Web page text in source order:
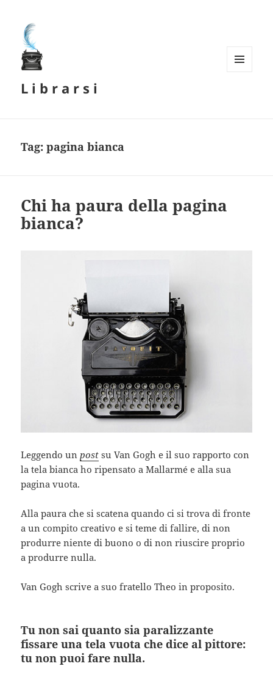
L i b r a r s i
Tag:pagina bianca
Chi ha paura della pagina
bianca?
Leggendo un post su Van Gogh e il suo rapporto con
la tela bianca ho ripensato a Mallarmé e alla sua
pagina vuota.
Alla paura che si scatena quando ci si trova di fronte
a un compito creativo e si teme di fallire, di non
produrre niente di buono o di non riuscire proprio
a produrre nulla.
Van Gogh scrive a suo fratello Theo in proposito.
Tu non sai quanto sia paralizzante
fissare una tela vuota che dice al pittore:
tu non puoi fare nulla.